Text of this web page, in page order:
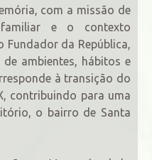
com a missão de
e o contexto
Fundador da República,
ambientes, hábitos e
à transição do
contribuindo para uma
o bairro de Santa